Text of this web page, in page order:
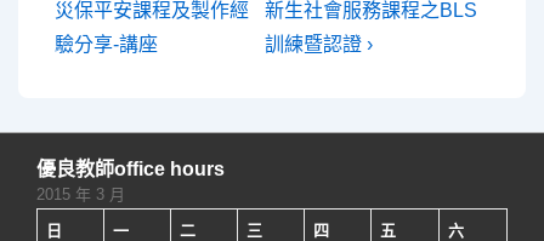
章
導
Post
is
災保平安課程及製作經
驗分享-講座
Post
is
新生社會服務課程之BLS
訓練暨認證 ›
優良教師office hours
2015 年 3 月
日
一 二 三 四 五 六